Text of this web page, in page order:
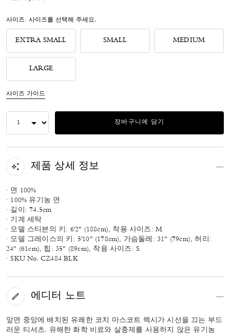
사이즈: 사이즈를 선택해 주세요.
EXTRA SMALL SMALL MEDIUM
LARGE
사이즈 가이드
장바구니에 담기
제품 상세 정보
· 면 100%
· 100% 유기농 면
· 길이: 74.5cm
· 기계 세탁
· 모델 스티븐의 키: 6'2" (188cm), 착용 사이즈: M
· 모델 그레이스의 키: 5'10" (178cm), 가슴둘레: 31" (79cm), 허리:
24" (61cm), 힙: 35" (89cm), 착용 사이즈: S
· SKU No. CZ484 BLK
에디터 노트
앞면 중앙에 배치된 유쾌한 코치 마스코트 렉시가 시선을 끄는 부드
러운 티셔츠. 유해한 화학 비료와 살충제를 사용하지 않은 유기농